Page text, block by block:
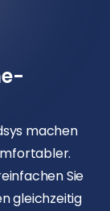
machen
Sie
gleichzeitig